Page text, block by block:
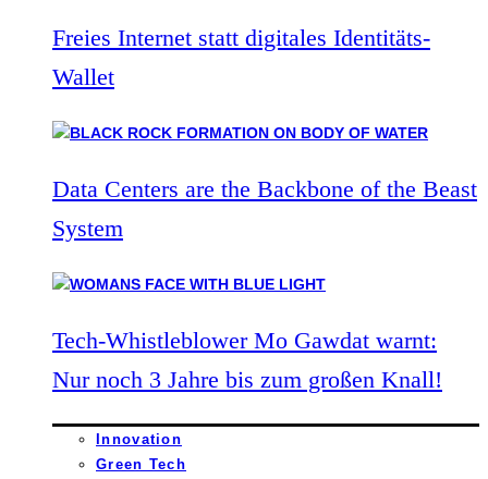
Freies Internet statt digitales Identitäts-
Wallet
Data Centers are the Backbone of the Beast
System
Tech-Whistleblower Mo Gawdat warnt:
Nur noch 3 Jahre bis zum großen Knall!
Innovation
Green Tech